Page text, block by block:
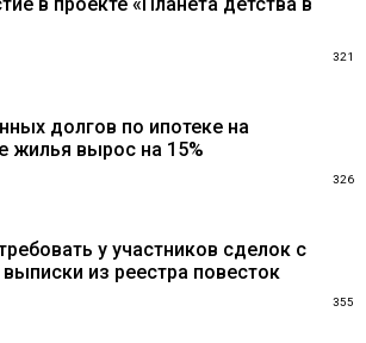
в проекте «Планета детства в
321
долгов по ипотеке на
жилья вырос на 15%
326
у участников сделок с
из реестра повесток
355